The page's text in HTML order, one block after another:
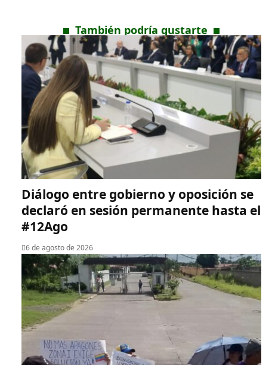
También podría gustarte
Diálogo entre gobierno y oposición se
declaró en sesión permanente hasta el
#12Ago
6 de agosto de 2026